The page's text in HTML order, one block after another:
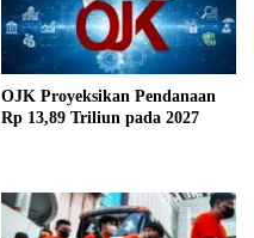
OJK Proyeksikan Pendanaan
Rp 13,89 Triliun pada 2027